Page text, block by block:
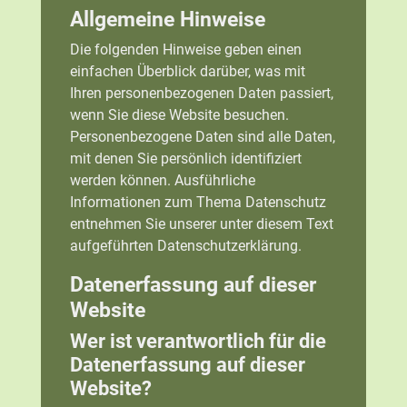
Allgemeine Hinweise
Die folgenden Hinweise geben einen
einfachen Überblick darüber, was mit
Ihren personenbezogenen Daten passiert,
wenn Sie diese Website besuchen.
Personenbezogene Daten sind alle Daten,
mit denen Sie persönlich identifiziert
werden können. Ausführliche
Informationen zum Thema Datenschutz
entnehmen Sie unserer unter diesem Text
aufgeführten Datenschutzerklärung.
Datenerfassung auf dieser
Website
Wer ist verantwortlich für die
Datenerfassung auf dieser
Website?